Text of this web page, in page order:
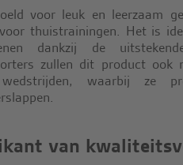
voor leuk en leerzaam
thuistrainingen. Het is
dankzij de
zullen dit product
waarbij ze
van